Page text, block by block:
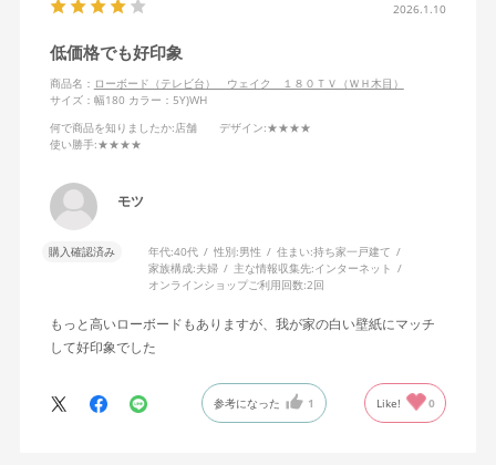
2026.1.10
低価格でも好印象
商品名： ローボード（テレビ台） ウェイク １８０ＴＶ（ＷＨ木目）
サイズ：幅180 カラー：5Y)WH
何で商品を知りましたか:店舗 デザイン:★★★★
使い勝手:★★★★
モツ
購入確認済み 年代:40代 性別:男性 住まい:持ち家一戸建て
家族構成:夫婦 主な情報収集先:インターネット
オンラインショップご利用回数:2回
もっと高いローボードもありますが、我が家の白い壁紙にマッチ
して好印象でした
参考になった 1 Like! 0